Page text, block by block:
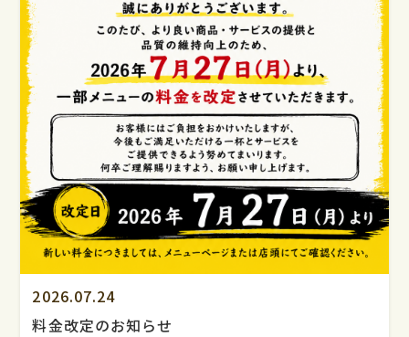
2026.07.24
料金改定のお知らせ